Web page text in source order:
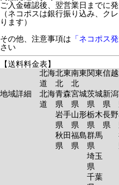
ご入金確認後、翌営業日までに発
（ネコポスは銀行振り込み、ク
ります）
その他、注意事項は 「ネコポス
さい
【送料料金表】
北海
道
北東
北
南東
北
関東信越
地域詳細
北海
道
青森
県
岩手
県
秋田
県
宮城
県
山形
県
福島
県
茨城
県
栃木
県
群馬
県
埼玉
県
千葉
新潟
県
長野
県